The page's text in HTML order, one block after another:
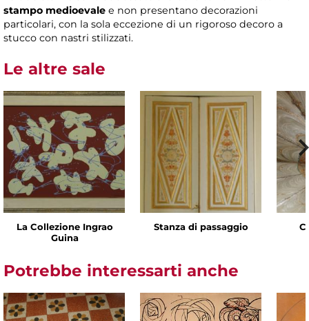
stampo medioevale e non presentano decorazioni
particolari, con la sola eccezione di un rigoroso decoro a
stucco con nastri stilizzati.
Le altre sale
La Collezione Ingrao
Guina
Stanza di passaggio
Potrebbe interessarti anche